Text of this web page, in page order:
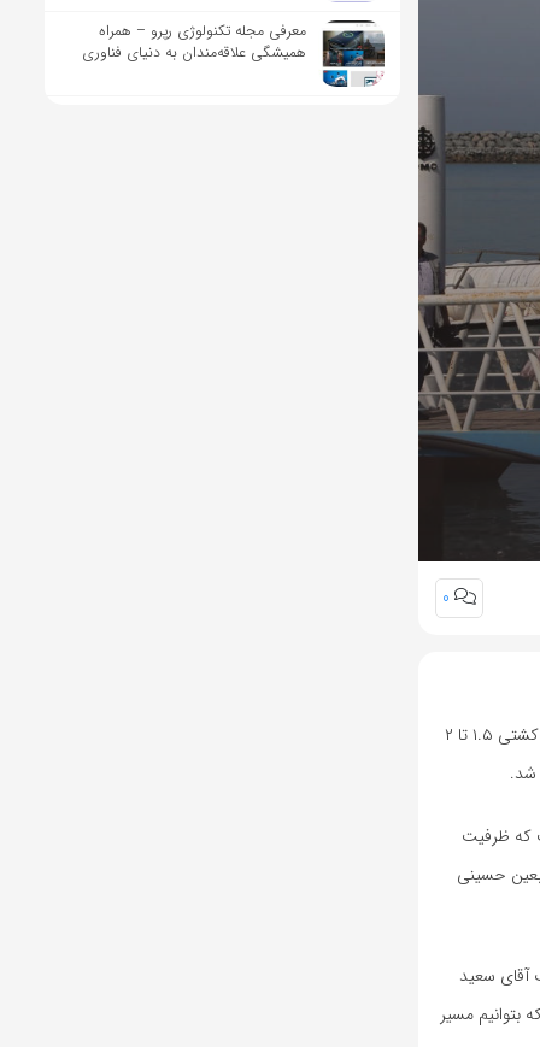
0
اسکله کورنیش بندر بصره، اظهار کرد: مسیر خرمشهر به بصره با ۱۷ مایل دریایی، نزدیک‌ترین مسیر دریایی برای زائران اربعین حسینی است که بسته به سرعت کشتی ۱.۵ تا ۲
وسعت و دو پست اسکله است که ظرفیت
حسینی
آقای سعید
بتوانیم مسیر
معرفی مجله تکنولوژی رپرو – همراه
همیشگی علاقه‌مندان به دنیای فناوری